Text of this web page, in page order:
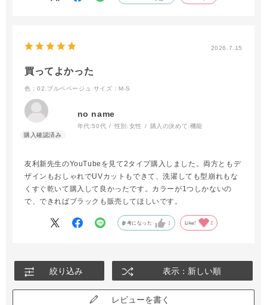
2026.7.15
買ってよかった
色：02.ブルベベージュ サイズ：M-S
no name
年代:50代 性別:女性 購入の決めて:機能
友利新先生のYouTubeを見て2タイプ購入しました。両方ともデ
ザインもおしゃれでUVカットもできて、洗濯しても型崩れもな
くすぐ乾いて購入して良かったです。カラーが1つしかないの
で、できればブラックも販売してほしいです。
参考になった 1 Like! 2
絞り込み 表示：新しい順
レビューを書く